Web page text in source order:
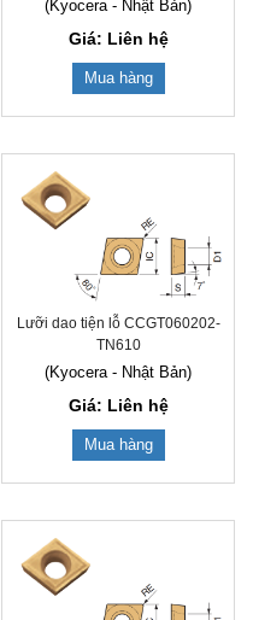
(Kyocera - Nhật Bản)
Giá: Liên hệ
Mua hàng
Lưỡi dao tiện lỗ CCGT060202-
TN610
(Kyocera - Nhật Bản)
Giá: Liên hệ
Mua hàng